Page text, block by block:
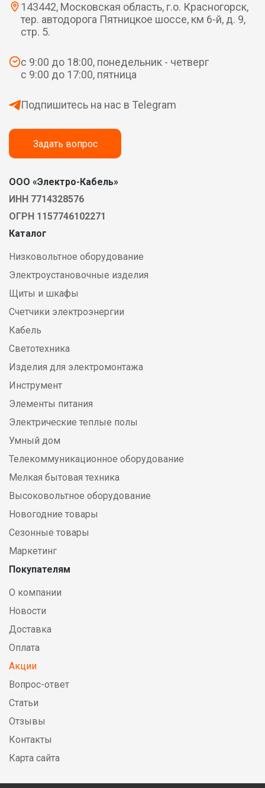
143442, Московская область, г.о. Красногорск,
тер. автодорога Пятницкое шоссе, км 6-й, д. 9,
стр. 5.
с 9:00 до 18:00, понедельник - четверг
с 9:00 до 17:00, пятница
Подпишитесь на нас в Telegram
Задать вопрос
ООО «Электро-Кабель»
ИНН 7714328576
ОГРН 1157746102271
Каталог
Низковольтное оборудование
Электроустановочные изделия
Щиты и шкафы
Счетчики электроэнергии
Кабель
Светотехника
Изделия для электромонтажа
Инструмент
Элементы питания
Электрические теплые полы
Умный дом
Телекоммуникационное оборудование
Мелкая бытовая техника
Высоковольтное оборудование
Новогодние товары
Сезонные товары
Маркетинг
Покупателям
О компании
Новости
Доставка
Оплата
Акции
Вопрос-ответ
Статьи
Отзывы
Контакты
Карта сайта